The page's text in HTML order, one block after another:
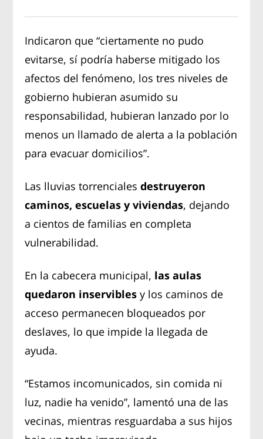
Indicaron que “ciertamente no pudo
evitarse, sí podría haberse mitigado los
afectos del fenómeno, los tres niveles de
gobierno hubieran asumido su
responsabilidad, hubieran lanzado por lo
menos un llamado de alerta a la población
para evacuar domicilios”.
Las lluvias torrenciales destruyeron
caminos, escuelas y viviendas, dejando
a cientos de familias en completa
vulnerabilidad.
En la cabecera municipal, las aulas
quedaron inservibles y los caminos de
acceso permanecen bloqueados por
deslaves, lo que impide la llegada de
ayuda.
“Estamos incomunicados, sin comida ni
luz, nadie ha venido”, lamentó una de las
vecinas, mientras resguardaba a sus hijos